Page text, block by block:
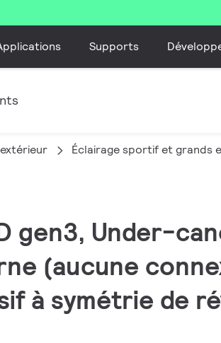
Supports
Éclairage sportif et grands
gen3, Under-
(aucune
à symétrie de